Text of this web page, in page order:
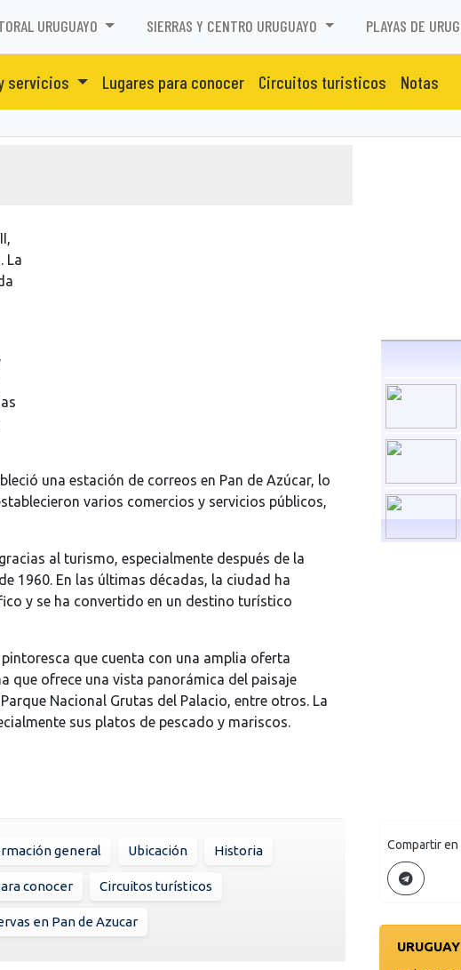
URUGUAYO SIERRAS Y CENTRO URUGUAYO PLAYAS DE
servicios Lugares para conocer Circuitos turisticos Notas
La
una estación de correos en Pan de Azúcar, lo
varios comercios y servicios públicos,
al turismo, especialmente después de la
1960. En las últimas décadas, la ciudad ha
y se ha convertido en un destino turístico
que cuenta con una amplia oferta
que ofrece una vista panorámica del paisaje
Nacional Grutas del Palacio, entre otros. La
sus platos de pescado y mariscos.
general Ubicación Historia
conocer Circuitos turísticos
en Pan de Azucar
Compartir en
URUGUAY